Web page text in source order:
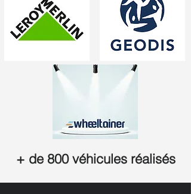
+ de 800 véhicules réalisés